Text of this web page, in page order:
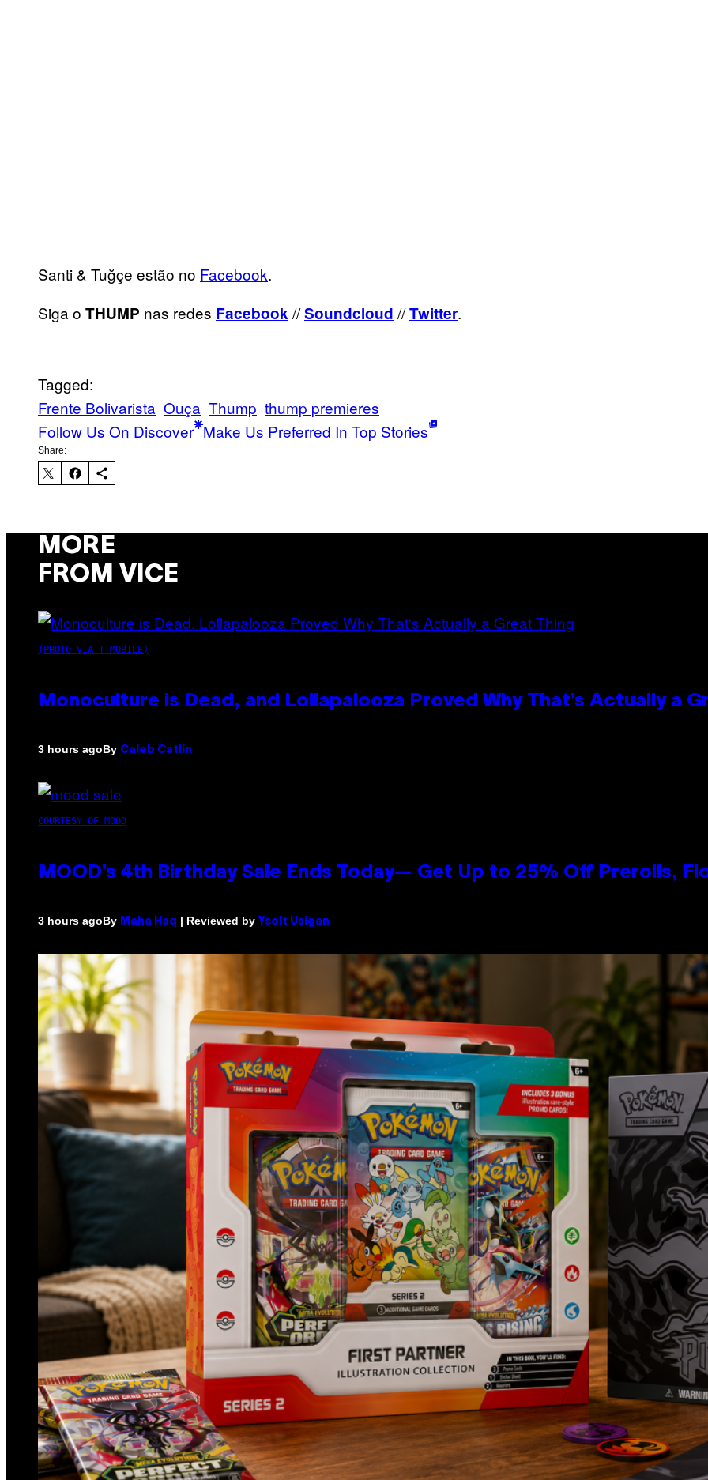
Santi & Tuğçe estão no Facebook.
Siga o THUMP nas redes Facebook//Soundcloud //Twitter.
Tagged:
Frente Bolivarista Ouça Thump thump premieres
Follow Us On Discover Make Us Preferred In Top Stories
Share:
MORE
FROM VICE
(PHOTO VIA T-MOBILE)
Monoculture is Dead, and Lollapalooza Proved Why That’s Actually a
3 hours agoBy Caleb Catlin
COURTESY OF MOOD
MOOD’s 4th Birthday Sale Ends Today— Get Up to 25% Off Prerolls,
3 hours agoBy Maha Haq | Reviewed by Ysolt Usigan